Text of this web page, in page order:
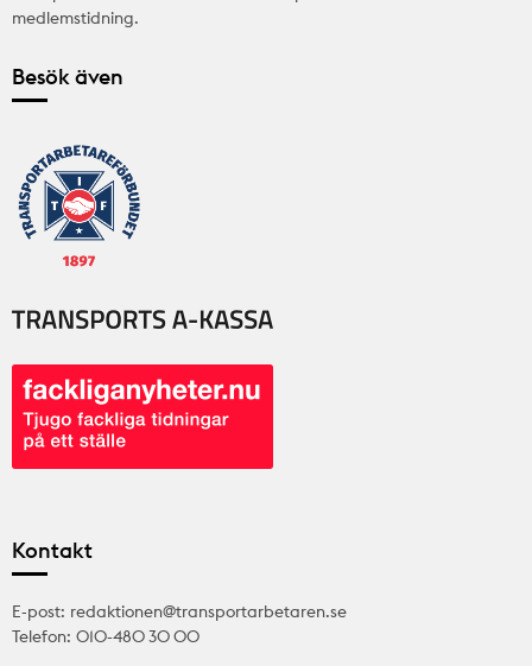
medlemstidning.
Besök även
Kontakt
E-post: redaktionen@transportarbetaren.se
Telefon: 010-480 30 00